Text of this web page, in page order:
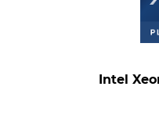
Intel